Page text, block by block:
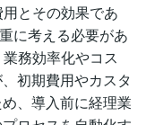
とその効果であ
に考える必要があ
務効率化やコス
初期費用やカスタ
、導入前に経理業